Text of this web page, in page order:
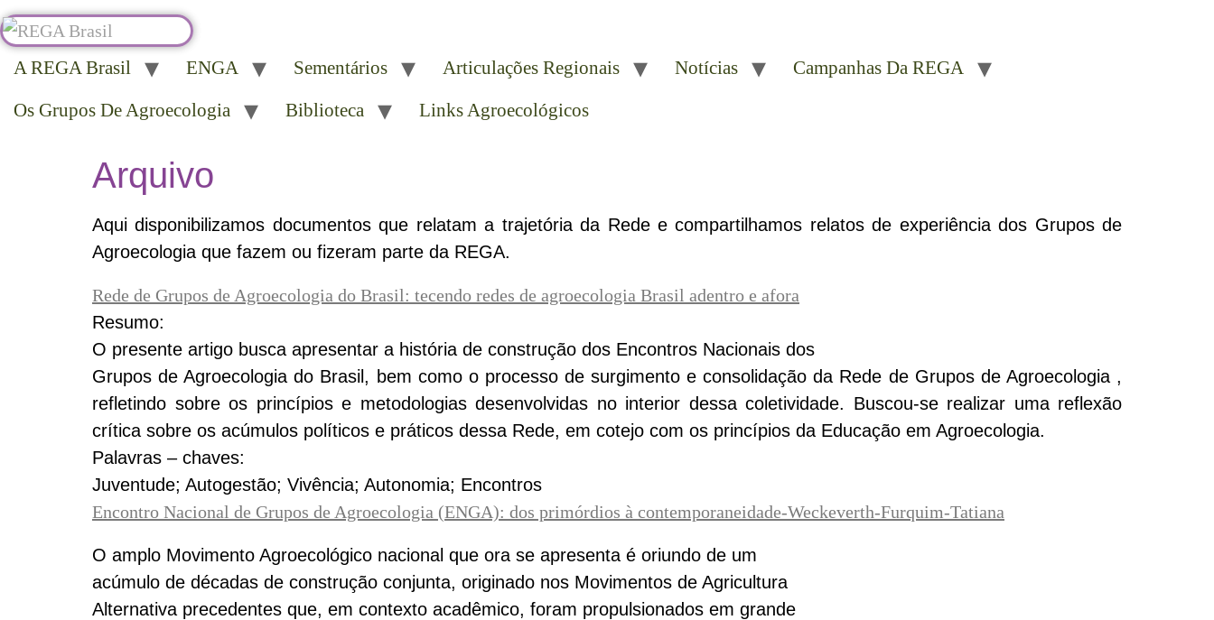
A REGA Brasil ENGA Sementários Articulações Regionais Notícias
Campanhas Da REGA
Os Grupos De Agroecologia
Biblioteca Links Agroecológicos
Arquivo
Aqui disponibilizamos documentos que relatam a trajetória da Rede e compartilhamos relatos de experiência dos Grupos de
Agroecologia que fazem ou fizeram parte da REGA.
Rede de Grupos de Agroecologia do Brasil: tecendo redes de agroecologia Brasil adentro e afora
Resumo:
O presente artigo busca apresentar a história de construção dos Encontros Nacionais dos
Grupos de Agroecologia do Brasil, bem como o processo de surgimento e consolidação da Rede de Grupos de Agroecologia ,
refletindo sobre os princípios e metodologias desenvolvidas no interior dessa coletividade. Buscou-se realizar uma reflexão
crítica sobre os acúmulos políticos e práticos dessa Rede, em cotejo com os princípios da Educação em Agroecologia.
Palavras – chaves:
Juventude; Autogestão; Vivência; Autonomia; Encontros
Encontro Nacional de Grupos de Agroecologia (ENGA): dos primórdios à contemporaneidade-Weckeverth-Furquim-Tatiana
O amplo Movimento Agroecológico nacional que ora se apresenta é oriundo de um
acúmulo de décadas de construção conjunta, originado nos Movimentos de Agricultura
Alternativa precedentes que, em contexto acadêmico, foram propulsionados em grande